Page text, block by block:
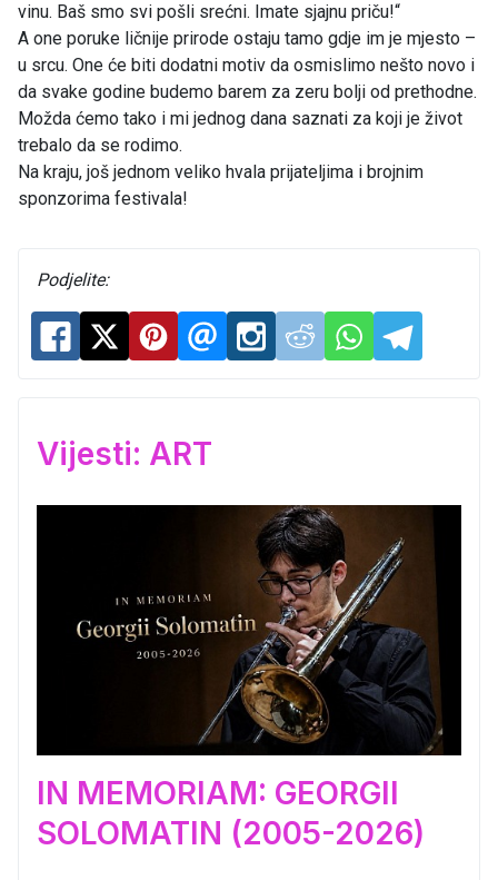
vinu. Baš smo svi pošli srećni. Imate sjajnu priču!“
A one poruke ličnije prirode ostaju tamo gdje im je mjesto –
u srcu. One će biti dodatni motiv da osmislimo nešto novo i
da svake godine budemo barem za zeru bolji od prethodne.
Možda ćemo tako i mi jednog dana saznati za koji je život
trebalo da se rodimo.
Na kraju, još jednom veliko hvala prijateljima i brojnim
sponzorima festivala!
Podjelite:
Vijesti: ART
IN MEMORIAM: GEORGII
SOLOMATIN (2005-2026)